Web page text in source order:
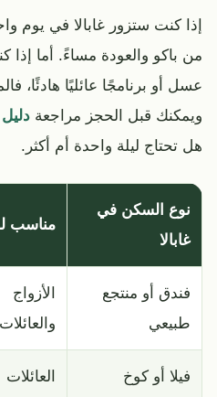
إذا كنت ستزور غابالا في يوم
من باكو والعودة مساءً. أما إذا
عسل أو برنامجًا عائليًا هادئًا،
ويمكنك قبل الحجز مراجعة
هل تحتاج ليلة واحدة أم أكثر.
نوع السكن في
غابالا
مناسب
فندق أو منتجع
طبيعي
الأزواج
والعائلات
فيلا أو كوخ
العائلات